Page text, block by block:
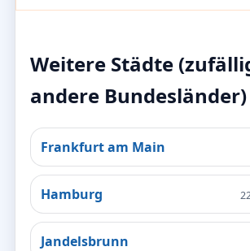
Weitere Städte
andere Bundesländer)
Frankfurt am Main
Hamburg
Jandelsbrunn